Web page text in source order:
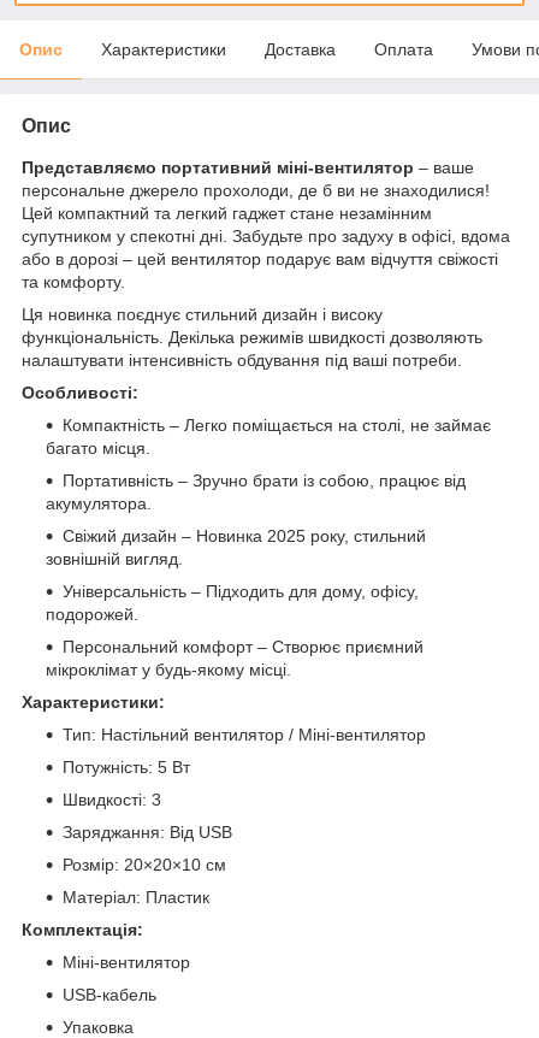
Опис Характеристики Доставка Оплата Умови
Опис
Представляємо портативний міні-вентилятор – ваше
персональне джерело прохолоди, де б ви не знаходилися!
Цей компактний та легкий гаджет стане незамінним
супутником у спекотні дні. Забудьте про задуху в офісі, вдома
або в дорозі – цей вентилятор подарує вам відчуття свіжості
та комфорту.
Ця новинка поєднує стильний дизайн і високу
функціональність. Декілька режимів швидкості дозволяють
налаштувати інтенсивність обдування під ваші потреби.
Особливості:
Компактність – Легко поміщається на столі, не займає
багато місця.
Портативність – Зручно брати із собою, працює від
акумулятора.
Свіжий дизайн – Новинка 2025 року, стильний
зовнішній вигляд.
Універсальність – Підходить для дому, офісу,
подорожей.
Персональний комфорт – Створює приємний
мікроклімат у будь-якому місці.
Характеристики:
Тип: Настільний вентилятор / Міні-вентилятор
Потужність: 5 Вт
Швидкості: 3
Заряджання: Від USB
Розмір: 20×20×10 см
Матеріал: Пластик
Комплектація:
Міні-вентилятор
USB-кабель
Упаковка